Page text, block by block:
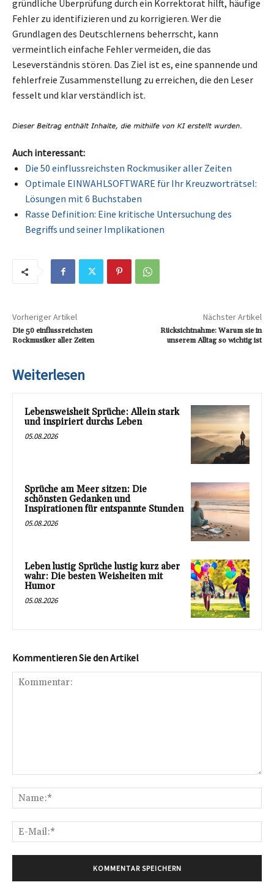
gründliche Überprüfung durch ein Korrektorat hilft, häufige
Fehler zu identifizieren und zu korrigieren. Wer die
Grundlagen des Deutschlernens beherrscht, kann
vermeintlich einfache Fehler vermeiden, die das
Leseverständnis stören. Das Ziel ist es, eine spannende und
fehlerfreie Zusammenstellung zu erreichen, die den Leser
fesselt und klar verständlich ist.
Auch interessant:
Die 50 einflussreichsten Rockmusiker aller Zeiten
Optimale EINWAHLSOFTWARE für Ihr Kreuzworträtsel:
Lösungen mit 6 Buchstaben
Rasse Definition: Eine kritische Untersuchung des
Begriffs und seiner Implikationen
Vorheriger Artikel
Die 50 einflussreichsten
Rockmusiker aller Zeiten
Nächster Artikel
Rücksichtnahme: Warum sie in
unserem Alltag so wichtig ist
Weiterlesen
Lebensweisheit Sprüche: Allein stark
und inspiriert durchs Leben
05.08.2026
Sprüche am Meer sitzen: Die
schönsten Gedanken und
Inspirationen für entspannte Stunden
05.08.2026
Leben lustig Sprüche lustig kurz aber
wahr: Die besten Weisheiten mit
Humor
05.08.2026
Kommentieren Sie den Artikel